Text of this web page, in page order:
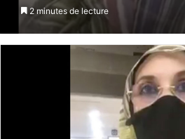
2 minutes de lecture